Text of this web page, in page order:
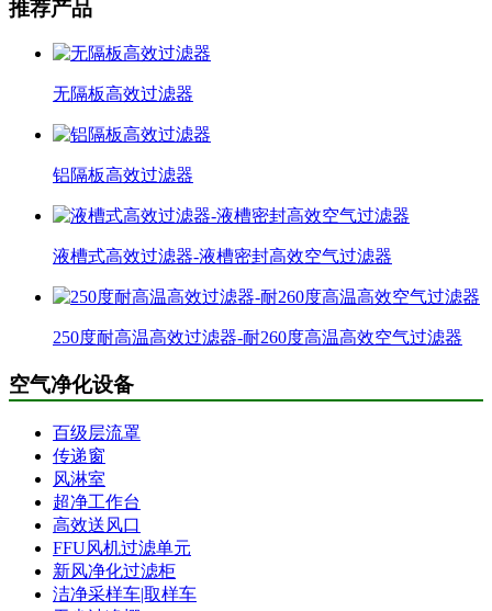
推荐产品
无隔板高效过滤器
铝隔板高效过滤器
液槽式高效过滤器-液槽密封高效空气过滤器
250度耐高温高效过滤器-耐260度高温高效空气过滤器
空气净化设备
百级层流罩
传递窗
风淋室
超净工作台
高效送风口
FFU风机过滤单元
新风净化过滤柜
洁净采样车|取样车